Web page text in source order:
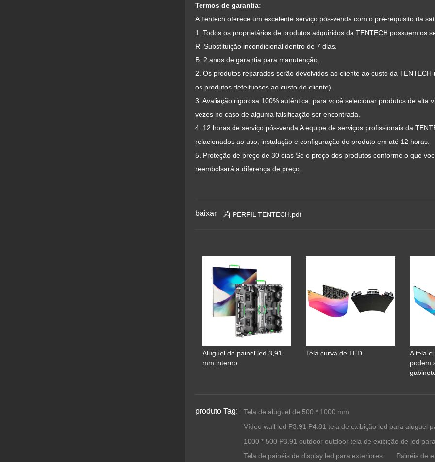
Termos de garantia:
A Tentech oferece um excelente serviço pós-venda com o pré-requisito da
1. Todos os proprietários de produtos adquiridos da TENTECH possuem os
R: Substituição incondicional dentro de 7 dias.
B: 2 anos de garantia para manutenção.
2. Os produtos reparados serão devolvidos ao cliente ao custo da
os produtos defeituosos ao custo do cliente).
3. Avaliação rigorosa 100% autêntica, para você selecionar produtos de alta
vezes no caso de alguma falsificação ser encontrada.
4. 12 horas de serviço pós-venda A equipe de serviços profissionais da
relacionados ao uso, instalação e configuração do produto em até 12 horas.
5. Proteção de preço de 30 dias Se o preço dos produtos conforme o que
reembolsará a diferença de preço.
baixar  PERFIL TENTECH.pdf
Aluguel de painel led 3,91
mm interno
Tela curva de LED
A tela
podem
produto Tag:
Tela de aluguel de 500 * 1000 mm
Vídeo wall led P3.91 P4.81 tela de exibição led para aluguel
1000 * 500 P3.91 outdoor outdoor tela de exibição de led
Tela de painéis de display led para exteriores
Painéis de